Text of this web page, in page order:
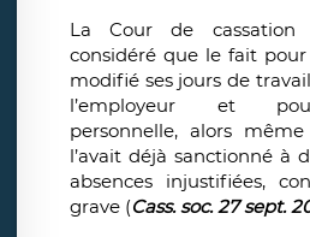
La Cour de
considéré que le fait pour
modifié ses jours de
l’employeur et
personnelle, alors
l’avait déjà sanctionné à
absences injustifiées,
grave (Cass. soc. 27 sept.